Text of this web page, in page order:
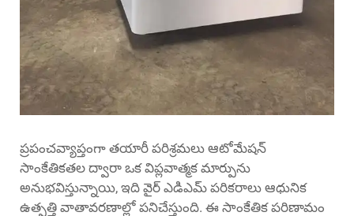
ప్రపంచవ్యాప్తంగా తయారీ పరిశ్రమలు ఆటోమేషన్
సాంకేతికతల ద్వారా ఒక విప్లవాత్మక మార్పును
అనుభవిస్తున్నాయి, ఇది వైర్ ఎడిఎమ్ పరికరాలు ఆధునిక
ఉత్పత్తి వాతావరణాల్లో పనిచేస్తుంది. ఈ సాంకేతిక పరిణామం